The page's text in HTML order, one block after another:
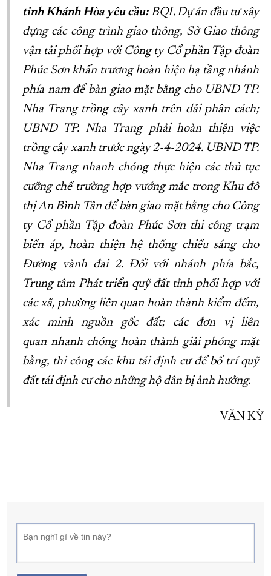
tỉnh Khánh Hòa yêu cầu: BQL Dự án đầu tư xây
dựng các công trình giao thông, Sở Giao thông
vận tải phối hợp với Công ty Cổ phần Tập đoàn
Phúc Sơn khẩn trương hoàn hiện hạ tầng nhánh
phía nam để bàn giao mặt bằng cho UBND TP.
Nha Trang trồng cây xanh trên dải phân cách;
UBND TP. Nha Trang phải hoàn thiện việc
trồng cây xanh trước ngày 2-4-2024. UBND TP.
Nha Trang nhanh chóng thực hiện các thủ tục
cưỡng chế trường hợp vướng mắc trong Khu đô
thị An Bình Tân để bàn giao mặt bằng cho Công
ty Cổ phần Tập đoàn Phúc Sơn thi công trạm
biến áp, hoàn thiện hệ thống chiếu sáng cho
Đường vành đai 2. Đối với nhánh phía bắc,
Trung tâm Phát triển quỹ đất tỉnh phối hợp với
các xã, phường liên quan hoàn thành kiểm đếm,
xác minh nguồn gốc đất; các đơn vị liên
quan nhanh chóng hoàn thành giải phóng mặt
bằng, thi công các khu tái định cư để bố trí quỹ
đất tái định cư cho những hộ dân bị ảnh hưởng.
VĂN KỲ